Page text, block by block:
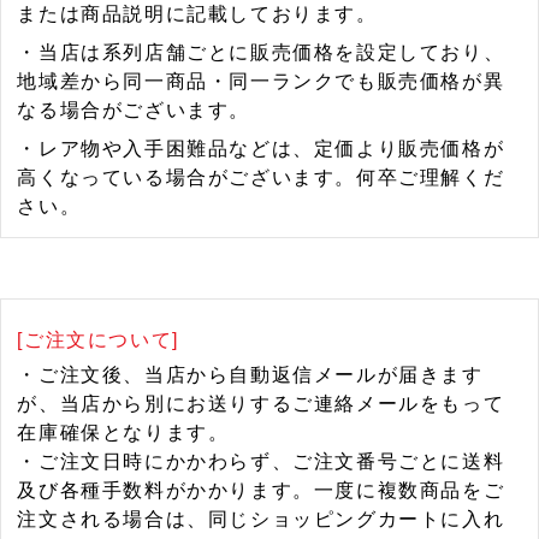
または商品説明に記載しております。
・当店は系列店舗ごとに販売価格を設定しており、
地域差から同一商品・同一ランクでも販売価格が異
なる場合がございます。
・レア物や入手困難品などは、定価より販売価格が
高くなっている場合がございます。何卒ご理解くだ
さい。
[ご注文について]
・ご注文後、当店から自動返信メールが届きます
が、当店から別にお送りするご連絡メールをもって
在庫確保となります。
・ご注文日時にかかわらず、ご注文番号ごとに送料
及び各種手数料がかかります。一度に複数商品をご
注文される場合は、同じショッピングカートに入れ